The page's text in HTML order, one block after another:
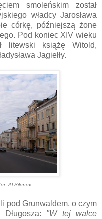
smoleńskim został
władcy Jarosława
córkę, późniejszą żone
Pod koniec XIV wieku
litewski książę Witold,
Jagiełły.
Al Silonov
pod Grunwaldem, o czym
"W tej walce